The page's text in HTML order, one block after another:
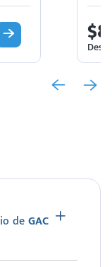
deGAC